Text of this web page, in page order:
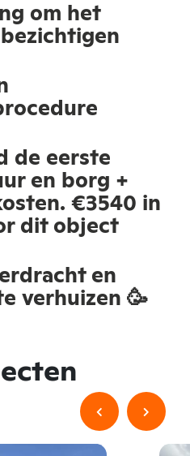
om het
de eerste
en borg +
€3540 in
dit object
en
verhuizen 🥳